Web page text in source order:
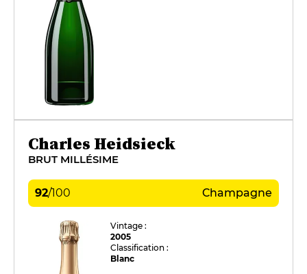
Charles Heidsieck
BRUT MILLÉSIME
92/100 Champagne
Vintage :
2005
Classification :
Blanc